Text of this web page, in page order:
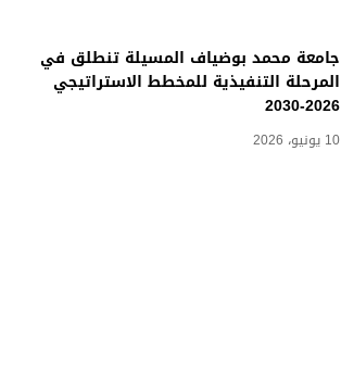
جامعة محمد بوضياف المسيلة تنطلق في
المرحلة التنفيذية للمخطط الاستراتيجي
2026-2030
10 يونيو، 2026